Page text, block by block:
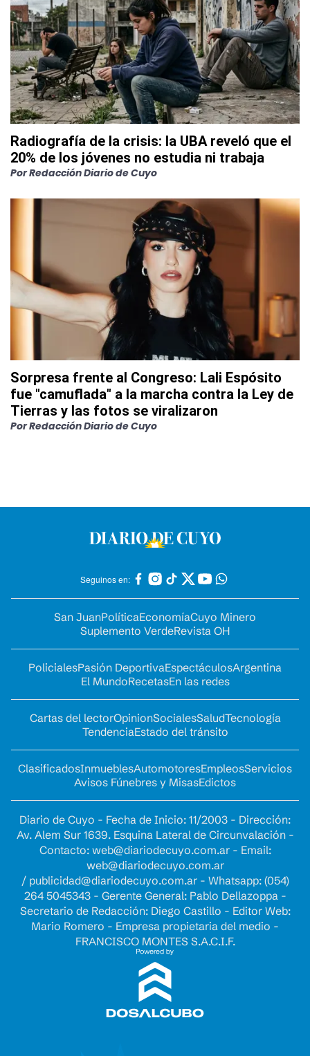
Radiografía de la crisis: la UBA reveló que el
20% de los jóvenes no estudia ni trabaja
PorRedacción Diario de Cuyo
Sorpresa frente al Congreso: Lali Espósito
fue "camuflada" a la marcha contra la Ley de
Tierras y las fotos se viralizaron
PorRedacción Diario de Cuyo
Seguinos en:
San JuanPolíticaEconomíaCuyo Minero
Suplemento VerdeRevista OH
PolicialesPasión DeportivaEspectáculosArgentina
El MundoRecetasEn las redes
Cartas del lectorOpinionSocialesSaludTecnología
TendenciaEstado del tránsito
ClasificadosInmueblesAutomotoresEmpleosServicios
Avisos Fúnebres y MisasEdictos
Diario de Cuyo - Fecha de Inicio: 11/2003 - Dirección:
Av. Alem Sur 1639. Esquina Lateral de Circunvalación -
Contacto: web@diariodecuyo.com.ar- Email:
web@diariodecuyo.com.ar
/ publicidad@diariodecuyo.com.ar- Whatsapp: (054)
264 5045343 - Gerente General: Pablo Dellazoppa -
Secretario de Redacción: Diego Castillo - Editor Web:
Mario Romero - Empresa propietaria del medio -
FRANCISCO MONTES S.A.C.I.F.